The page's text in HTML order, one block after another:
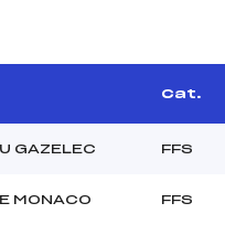
Cat.
GAZELEC FFS
MONACO FFS